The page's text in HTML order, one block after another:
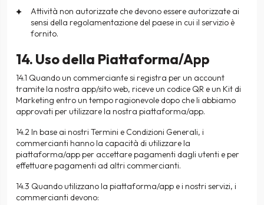
Attività non autorizzate che devono essere autorizzate ai
sensi della regolamentazione del paese in cui il servizio è
fornito.
14. Uso della Piattaforma/App
14.1 Quando un commerciante si registra per un account
tramite la nostra app/sito web, riceve un codice QR e un Kit di
Marketing entro un tempo ragionevole dopo che li abbiamo
approvati per utilizzare la nostra piattaforma/app.
14.2 In base ai nostri Termini e Condizioni Generali, i
commercianti hanno la capacità di utilizzare la
piattaforma/app per accettare pagamenti dagli utenti e per
effettuare pagamenti ad altri commercianti.
14.3 Quando utilizzano la piattaforma/app e i nostri servizi, i
commercianti devono: